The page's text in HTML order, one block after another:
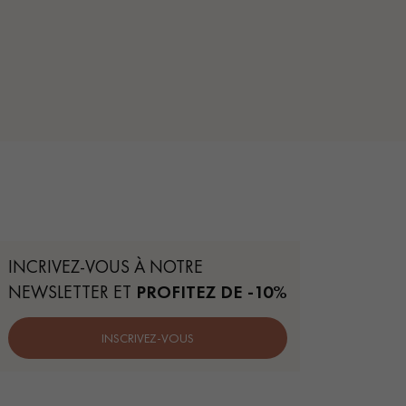
INCRIVEZ-VOUS À NOTRE
NEWSLETTER ET PROFITEZ DE -10%
INSCRIVEZ-VOUS